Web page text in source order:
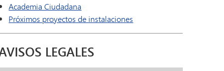
Academia Ciudadana
Próximos proyectos de instalaciones
LEGALES